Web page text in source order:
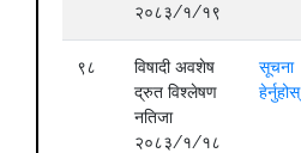
२०८३/१/१९
९८
विषादी अवशेष
द्रुत विश्लेषण
नतिजा
२०८३/१/१८
सूचना
हेर्नुहोस्